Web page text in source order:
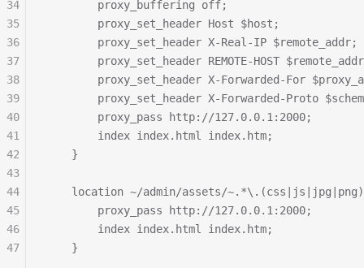
        proxy_buffering off;
        proxy_set_header Host $host;
        proxy_set_header X-Real-IP $remote_addr;
proxy_set_header REMOTE-HOST
proxy_set_header X-Forwarded-For
proxy_set_header X-Forwarded-Proto
        proxy_pass http://127.0.0.1:2000;
        index index.html index.htm;
    }
location ~/admin/assets/
        proxy_pass http://127.0.0.1:2000;
        index index.html index.htm;
    }
34
35
36
37
38
39
40
41
42
43
44
45
46
47